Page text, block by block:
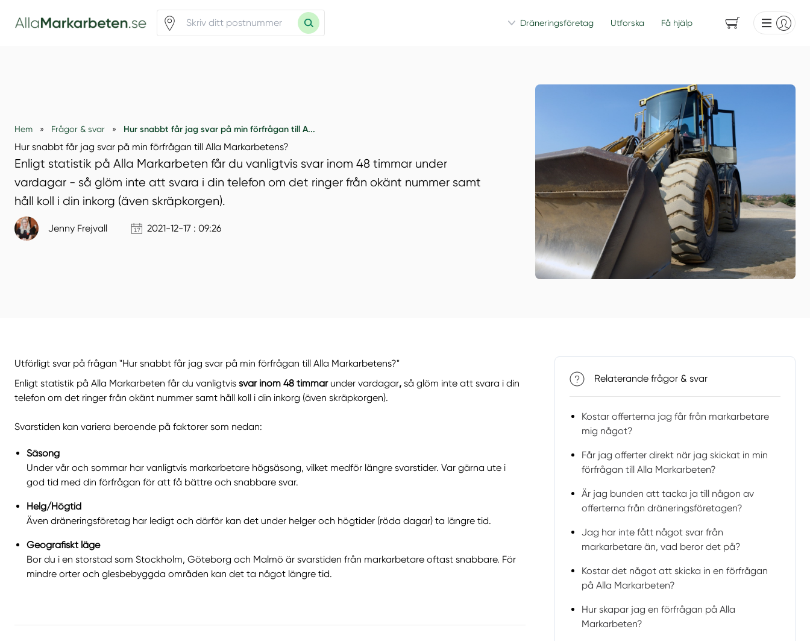
Dräneringsföretag Utforska Få hjälp
Hem » Frågor & svar » Hur snabbt får jag svar på min förfrågan till A...
Hur snabbt får jag svar på min förfrågan till Alla Markarbetens?
Enligt statistik på Alla Markarbeten får du vanligtvis svar inom 48 timmar under
vardagar - så glöm inte att svara i din telefon om det ringer från okänt nummer samt
håll koll i din inkorg (även skräpkorgen).
Jenny Frejvall 2021-12-17 : 09:26
Utförligt svar på frågan "Hur snabbt får jag svar på min förfrågan till Alla Markarbetens?"
Enligt statistik på Alla Markarbeten får du vanligtvis svar inom 48 timmar under vardagar, så glöm inte att svara i din
telefon om det ringer från okänt nummer samt håll koll i din inkorg (även skräpkorgen).
Svarstiden kan variera beroende på faktorer som nedan:
Säsong
Under vår och sommar har vanligtvis markarbetare högsäsong, vilket medför längre svarstider. Var gärna ute i
god tid med din förfrågan för att få bättre och snabbare svar.
Helg/Högtid
Även dräneringsföretag har ledigt och därför kan det under helger och högtider (röda dagar) ta längre tid.
Geografiskt läge
Bor du i en storstad som Stockholm, Göteborg och Malmö är svarstiden från markarbetare oftast snabbare. För
mindre orter och glesbebyggda områden kan det ta något längre tid.
Relaterande frågor & svar
Kostar offerterna jag får från markarbetare
mig något?
Får jag offerter direkt när jag skickat in min
förfrågan till Alla Markarbeten?
Är jag bunden att tacka ja till någon av
offerterna från dräneringsföretagen?
Jag har inte fått något svar från
markarbetare än, vad beror det på?
Kostar det något att skicka in en förfrågan
på Alla Markarbeten?
Hur skapar jag en förfrågan på Alla
Markarbeten?